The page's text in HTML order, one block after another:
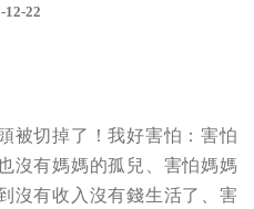
12-22
被切掉了！我好害怕：害怕
沒有媽媽的孤兒、害怕媽媽
沒有收入沒有錢生活了、害